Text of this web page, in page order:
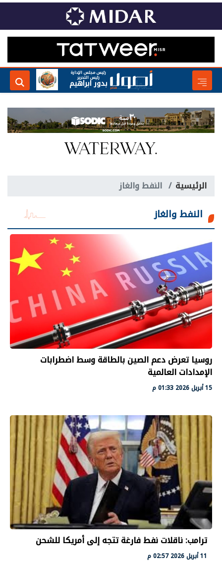
رئيس مجلس الإدارة
رئيس التحرير
بدور ابراهيم
الرئيسية النفط والغاز
النفط والغاز
روسيا تعرض دعم الصين بالطاقة وسط اضطرابات
الإمدادات العالمية
15 أبريل 2026 01:33 م
ترامب: ناقلات نفط فارغة تتجه إلى أمريكا للشحن
11 أبريل 2026 02:57 م